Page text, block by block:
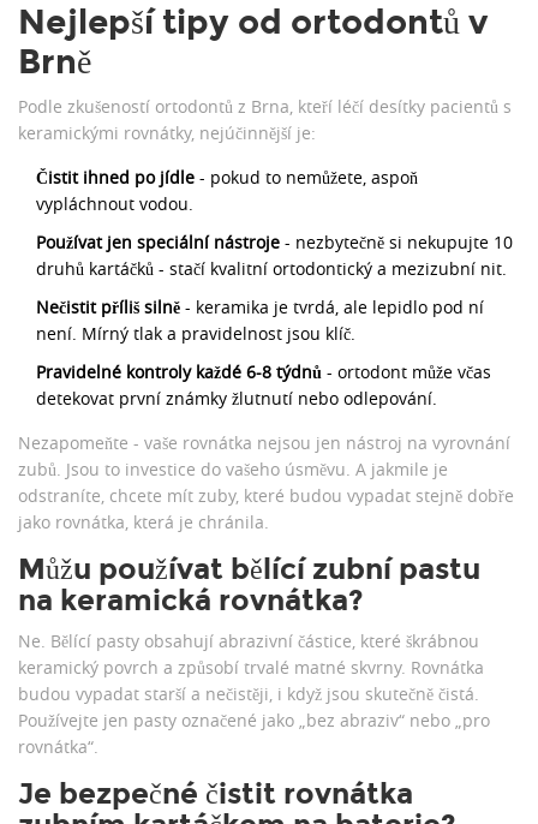
Nejlepší tipy od ortodontů v
Brně
Podle zkušeností ortodontů z Brna, kteří léčí desítky pacientů s
keramickými rovnátky, nejúčinnější je:
Čistit ihned po jídle - pokud to nemůžete, aspoň
vypláchnout vodou.
Používat jen speciální nástroje - nezbytečně si nekupujte 10
druhů kartáčků - stačí kvalitní ortodontický a mezizubní nit.
Nečistit příliš silně - keramika je tvrdá, ale lepidlo pod ní
není. Mírný tlak a pravidelnost jsou klíč.
Pravidelné kontroly každé 6-8 týdnů - ortodont může včas
detekovat první známky žlutnutí nebo odlepování.
Nezapomeňte - vaše rovnátka nejsou jen nástroj na vyrovnání
zubů. Jsou to investice do vašeho úsměvu. A jakmile je
odstraníte, chcete mít zuby, které budou vypadat stejně dobře
jako rovnátka, která je chránila.
Můžu používat bělící zubní pastu
na keramická rovnátka?
Ne. Bělící pasty obsahují abrazivní částice, které škrábnou
keramický povrch a způsobí trvalé matné skvrny. Rovnátka
budou vypadat starší a nečistěji, i když jsou skutečně čistá.
Používejte jen pasty označené jako „bez abraziv“ nebo „pro
rovnátka“.
Je bezpečné čistit rovnátka